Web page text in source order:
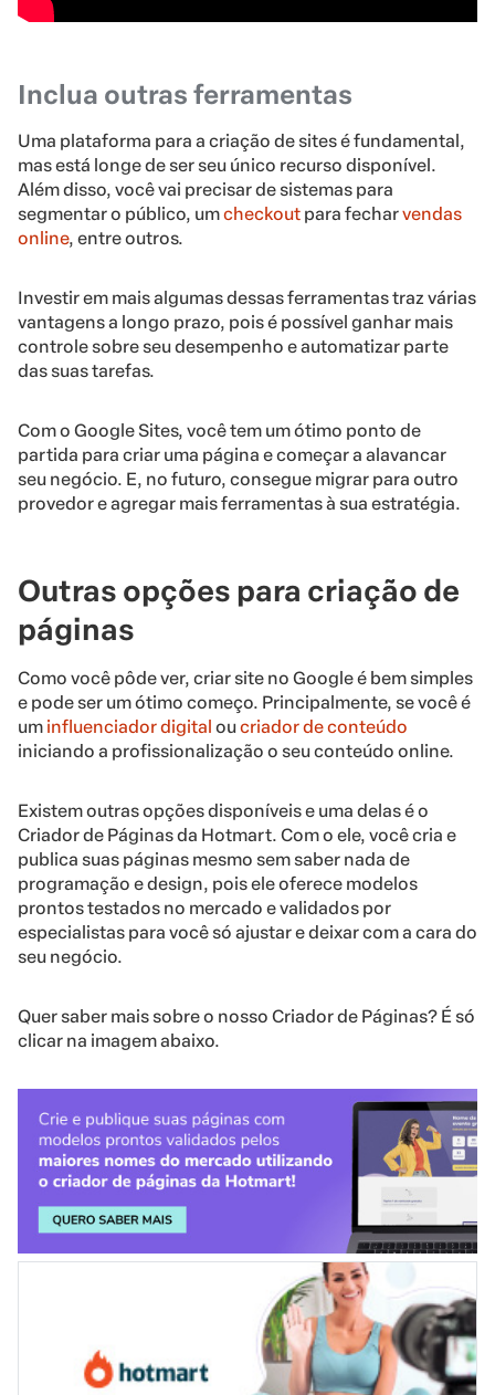
Inclua outras ferramentas
Uma plataforma para a criação de sites é fundamental,
mas está longe de ser seu único recurso disponível.
Além disso, você vai precisar de sistemas para
segmentar o público, umcheckout para fecharvendas
online, entre outros.
Investir em mais algumas dessas ferramentas traz várias
vantagens a longo prazo, pois é possível ganhar mais
controle sobre seu desempenho e automatizar parte
das suas tarefas.
Com o Google Sites, você tem um ótimo ponto de
partida para criar uma página e começar a alavancar
seu negócio. E, no futuro, consegue migrar para outro
provedor e agregar mais ferramentas à sua estratégia.
Outras opções para criação de
páginas
Como você pôde ver, criar site no Google é bem simples
e pode ser um ótimo começo. Principalmente, se você é
um influenciador digital oucriador de conteúdo
iniciando a profissionalização o seu conteúdo online.
Existem outras opções disponíveis e uma delas é o
Criador de Páginas da Hotmart. Com o ele, você cria e
publica suas páginas mesmo sem saber nada de
programação e design, pois ele oferece modelos
prontos testados no mercado e validados por
especialistas para você só ajustar e deixar com a cara do
seu negócio.
Quer saber mais sobre o nosso Criador de Páginas? É só
clicar na imagem abaixo.